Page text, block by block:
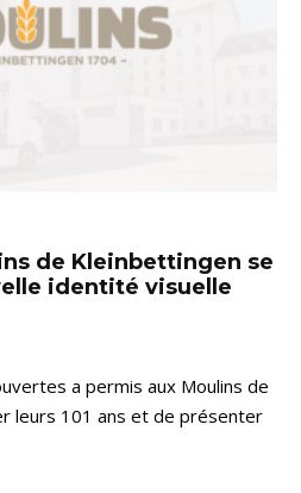
de Kleinbettingen se
identité visuelle
a permis aux Moulins de
leurs 101 ans et de présenter